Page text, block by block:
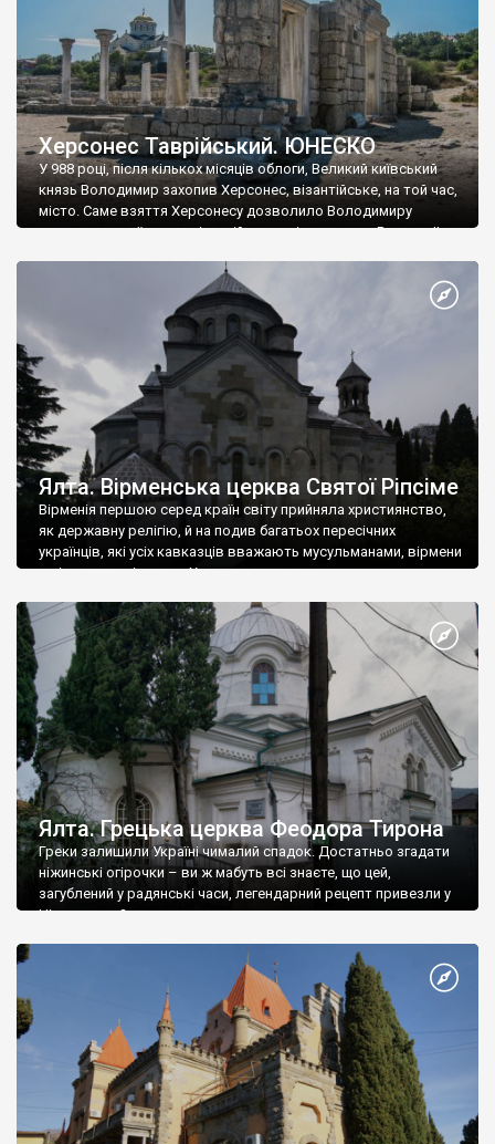
Херсонес Таврійський. ЮНЕСКО
У 988 році, після кількох місяців облоги, Великий київський
князь Володимир захопив Херсонес, візантійське, на той час,
місто. Саме взяття Херсонесу дозволило Володимиру
диктувати свої умови візантійському імператору Василю ІІ, та
Херсонесі Володимир-язичник, став Василем-християнином.
А потім було Хрещення Русі. На честь Херсонесу Таврійського
Ялта. Вірменська церква Святої Ріпсіме
Вірменія першою серед країн світу прийняла християнство,
як державну релігію, й на подив багатьох пересічних
українців, які усіх кавказців вважають мусульманами, вірмени
є відданими вірянами Христа
Ялта. Грецька церква Феодора Тирона
Греки залишили Україні чималий спадок. Достатньо згадати
ніжинські огірочки – ви ж мабуть всі знаєте, що цей,
загублений у радянські часи, легендарний рецепт привезли у
Ніжин греки?